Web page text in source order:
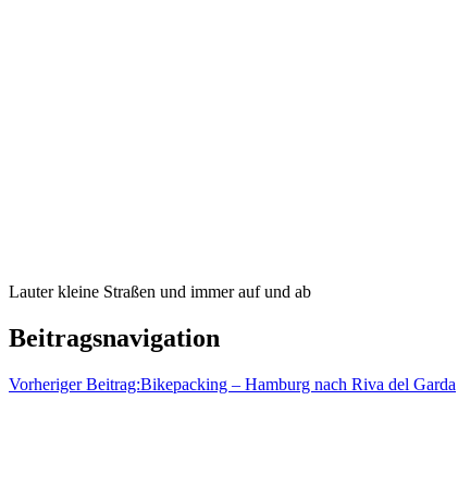
Lauter kleine Straßen und immer auf und ab
Beitragsnavigation
Vorheriger Beitrag:Bikepacking – Hamburg nach Riva del Garda